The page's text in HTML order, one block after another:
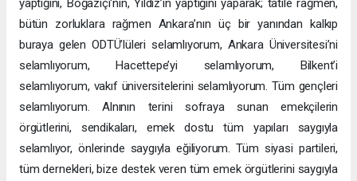
yaptığını, Boğaziçi‘nin, Yıldız’ın yaptığını yaparak; tatile rağmen,
bütün zorluklara rağmen Ankara’nın üç bir yanından kalkıp
buraya gelen ODTÜ’lüleri selamlıyorum, Ankara Üniversitesi’ni
selamlıyorum, Hacettepe’yi selamlıyorum, Bilkent’i
selamlıyorum, vakıf üniversitelerini selamlıyorum. Tüm gençleri
selamlıyorum. Alnının terini sofraya sunan emekçilerin
örgütlerini, sendikaları, emek dostu tüm yapıları saygıyla
selamlıyor, önlerinde saygıyla eğiliyorum. Tüm siyasi partileri,
tüm dernekleri, bize destek veren tüm emek örgütlerini saygıyla